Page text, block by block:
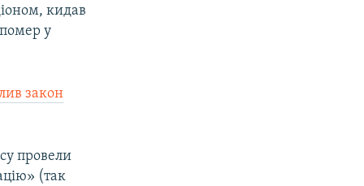
кидав
у
закон
провели
(так